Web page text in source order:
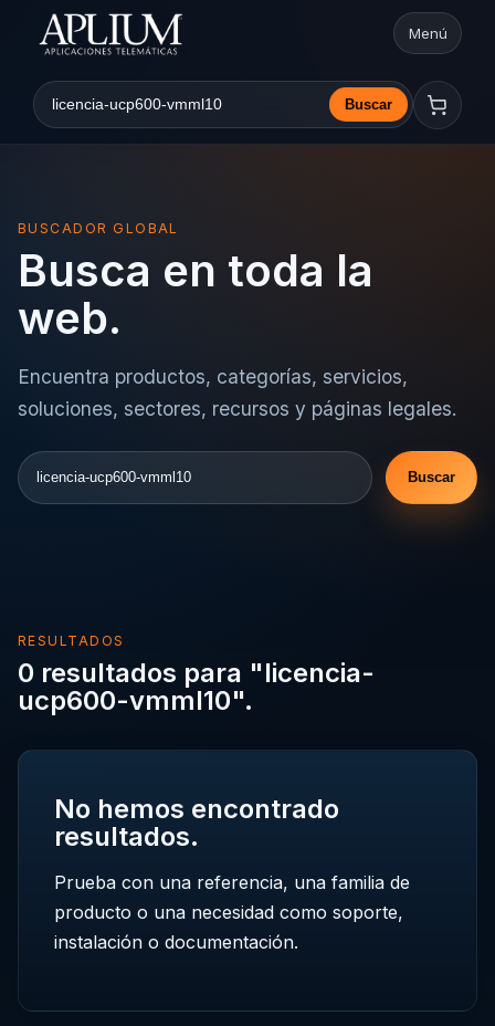
Abrir
Menú
Buscar en la web Buscar
BUSCADOR GLOBAL
Busca en toda la
web.
Encuentra productos, categorías, servicios,
soluciones, sectores, recursos y páginas legales.
Buscar
Buscar
RESULTADOS
0 resultados para "licencia-
ucp600-vmml10".
No hemos encontrado
resultados.
Prueba con una referencia, una familia de
producto o una necesidad como soporte,
instalación o documentación.